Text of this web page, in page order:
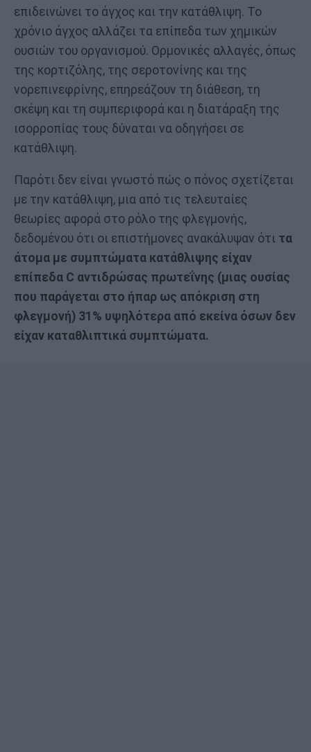
επιδεινώνει το άγχος και την κατάθλιψη. Το
χρόνιο άγχος αλλάζει τα επίπεδα των χημικών
ουσιών του οργανισμού. Ορμονικές αλλαγές, όπως
της κορτιζόλης, της σεροτονίνης και της
νορεπινεφρίνης, επηρεάζουν τη διάθεση, τη
σκέψη και τη συμπεριφορά και η διατάραξη της
ισορροπίας τους δύναται να οδηγήσει σε
κατάθλιψη.
Παρότι δεν είναι γνωστό πώς ο πόνος σχετίζεται
με την κατάθλιψη, μια από τις τελευταίες
θεωρίες αφορά στο ρόλο της φλεγμονής,
δεδομένου ότι οι επιστήμονες ανακάλυψαν ότι τα
άτομα με συμπτώματα κατάθλιψης είχαν
επίπεδα C αντιδρώσας πρωτεΐνης (μιας ουσίας
που παράγεται στο ήπαρ ως απόκριση στη
φλεγμονή) 31% υψηλότερα από εκείνα όσων δεν
είχαν καταθλιπτικά συμπτώματα.